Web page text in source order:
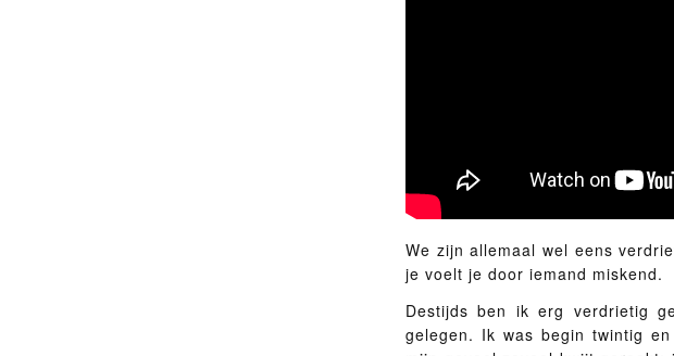
We zijn allemaal wel eens
je voelt je door iemand miskend.
Destijds ben ik erg verdrietig
gelegen. Ik was begin twintig